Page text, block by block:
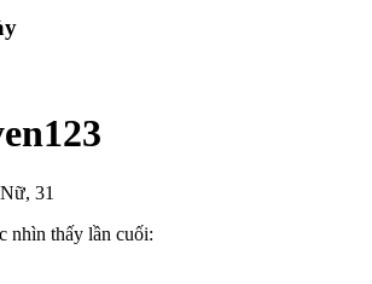
31
nhìn thấy lần cuối: